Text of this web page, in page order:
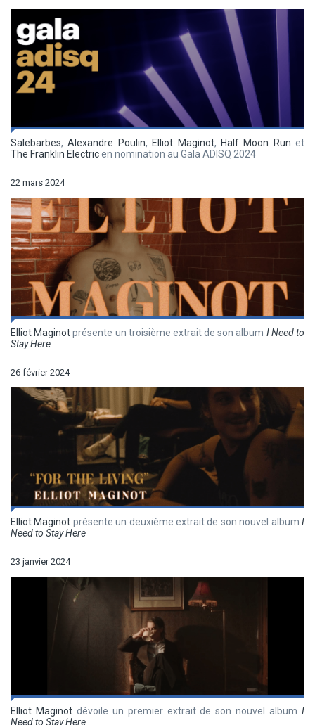
Salebarbes,Alexandre Poulin, Elliot Maginot, Half Moon Run et
The Franklin Electricen nomination au Gala ADISQ 2024
22 mars 2024
Elliot Maginotprésente un troisième extrait de son album I Need to
Stay Here
26 février 2024
Elliot Maginot présente un deuxième extrait de son nouvel albumI
Need to Stay Here
23 janvier 2024
Elliot Maginotdévoile un premier extrait de son nouvel albumI
Need to Stay Here